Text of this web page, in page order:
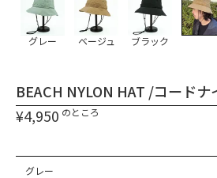
グレー ベージュ ブラック
BEACH NYLON HAT /コードナ
¥4,950 のところ
グレー